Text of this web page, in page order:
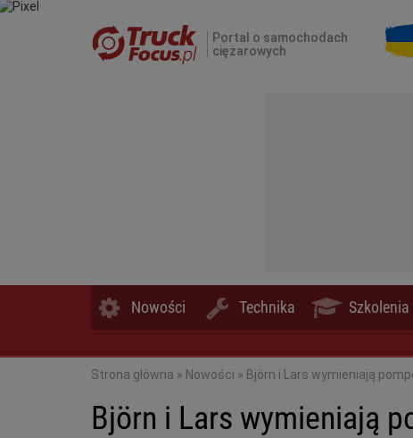
Portal o samochodach
ciężarowych
Nowości Technika Szkolenia
Strona główna » Nowości » Björn i Lars wymieniają
Björn i Lars wymieniają